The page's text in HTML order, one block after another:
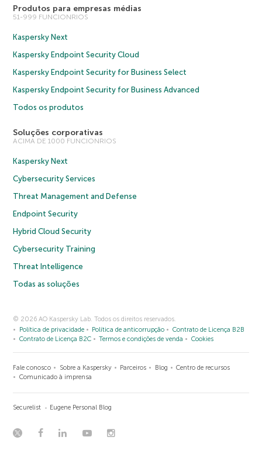
Produtos para empresas médias
51-999 FUNCIONRIOS
Kaspersky Next
Kaspersky Endpoint Security Cloud
Kaspersky Endpoint Security for Business Select
Kaspersky Endpoint Security for Business Advanced
Todos os produtos
Soluções corporativas
ACIMA DE 1000 FUNCIONRIOS
Kaspersky Next
Cybersecurity Services
Threat Management and Defense
Endpoint Security
Hybrid Cloud Security
Cybersecurity Training
Threat Intelligence
Todas as soluções
© 2026 AO Kaspersky Lab. Todos os direitos reservados.
Política de privacidade
Política de anticorrupção
Contrato de Licença B2B
Contrato de Licença B2C
Termos e condições de venda Cookies
Fale conosco Sobre a Kaspersky Parceiros Blog
Centro de recursos
Comunicado à imprensa
Securelist Eugene Personal Blog